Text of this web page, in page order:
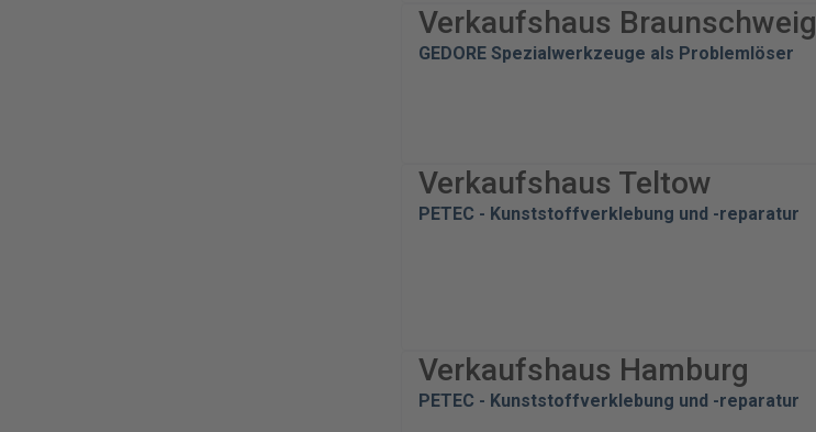
Verkaufshaus Braunschweig
GEDORE Spezialwerkzeuge als Problemlöser
Verkaufshaus Teltow
PETEC - Kunststoffverklebung und -reparatur
Verkaufshaus Hamburg
PETEC - Kunststoffverklebung und -reparatur